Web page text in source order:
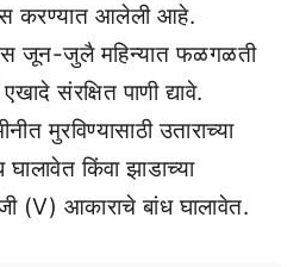
करण्यात आलेली आहे.
जून-जुलै महिन्यात फळगळती
संरक्षित पाणी द्यावे.
मुरविण्यासाठी उताराच्या
किंवा झाडाच्या
(V) आकाराचे बांध घालावेत.